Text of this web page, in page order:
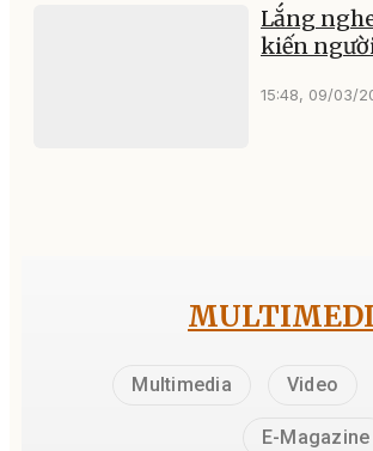
Lắng
kiến
15:48, 09/03/
Multimedia Video
E-Magazine